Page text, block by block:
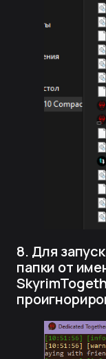
8. Для
папки от